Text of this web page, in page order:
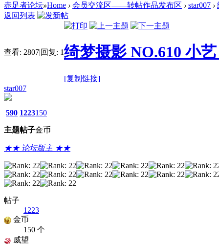
赤足者论坛»Home › 会员交流区——转帖作品发布区 › star007 ›
返回列表
查看: 2807|回复: 1绮梦摄影 NO.610 小
[复制链接]
star007
590
主题
1223
帖子
150
金币
★★ 论坛版主 ★★
帖子
1223
金币
150 个
威望